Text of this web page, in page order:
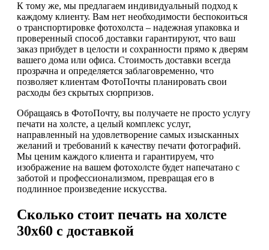
К тому же, мы предлагаем индивидуальный подход к
каждому клиенту. Вам нет необходимости беспокоиться
о транспортировке фотохолста – надежная упаковка и
проверенный способ доставки гарантируют, что ваш
заказ прибудет в целости и сохранности прямо к дверям
вашего дома или офиса. Стоимость доставки всегда
прозрачна и определяется заблаговременно, что
позволяет клиентам ФотоПочты планировать свои
расходы без скрытых сюрпризов.
Обращаясь в ФотоПочту, вы получаете не просто услугу
печати на холсте, а целый комплекс услуг,
направленный на удовлетворение самых изысканных
желаний и требований к качеству печати фотографий.
Мы ценим каждого клиента и гарантируем, что
изображение на вашем фотохолсте будет напечатано с
заботой и профессионализмом, превращая его в
подлинное произведение искусства.
Сколько стоит печать на холсте
30х60 с доставкой